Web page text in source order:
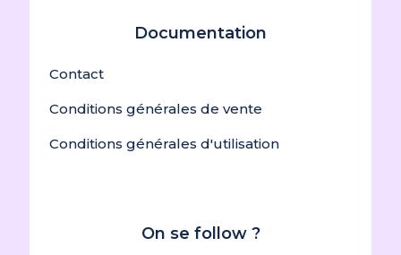
Documentation
Contact
Conditions générales de vente
Conditions générales d'utilisation
On se follow ?